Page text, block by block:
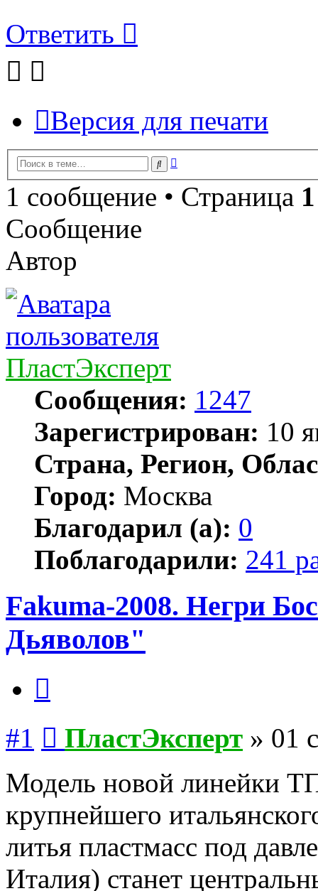
Ответить
Версия для печати
Поиск
1 сообщение • Страница 1
Сообщение
Автор
ПластЭксперт
Сообщения: 1247
Зарегистрирован: 10
Страна, Регион,
Город: Москва
Благодарил (а): 0
Поблагодарили: 241
Fakuma-2008. Негри
Дьяволов"
#1 ПластЭксперт » 01
Модель новой линейки
крупнейшего
литья пластмасс под
Италия) станет